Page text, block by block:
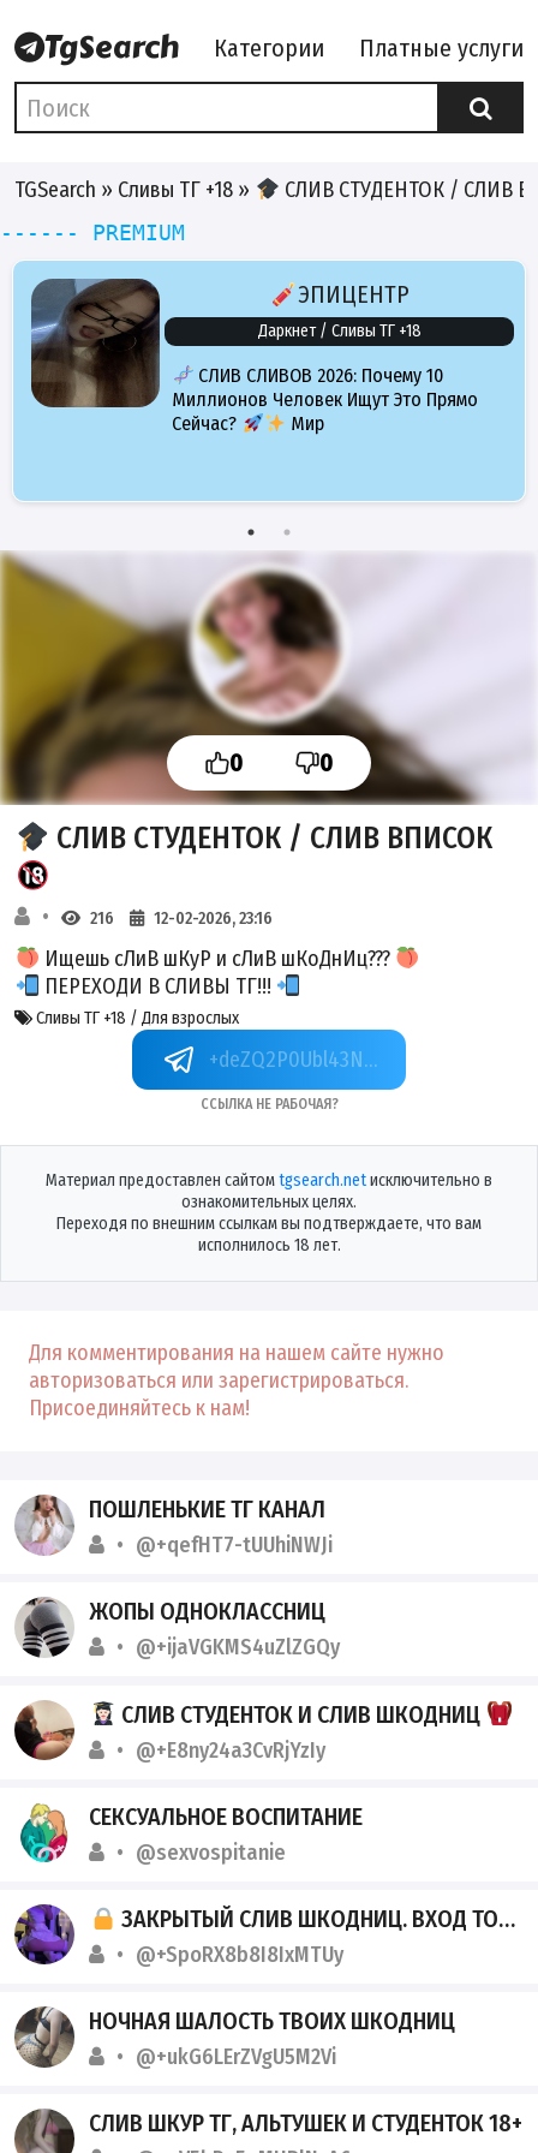
Категории Платные услуги
TGSearch » Сливы ТГ +18 » СЛИВ СТУДЕНТОК / СЛИВ
------ PREMIUM
ЭПИЦЕНТР
Даркнет / Сливы ТГ +18
СЛИВ СЛИВОВ 2026: Почему 10
Миллионов Человек Ищут Это Прямо
Сейчас?
Мир
0 0
СЛИВ СТУДЕНТОК / СЛИВ ВПИСОК
216 12-02-2026, 23:16
Ищешь сЛиВ шКуР и сЛиВ шКоДнИц???
ПЕРЕХОДИ В СЛИВЫ ТГ!!!
Сливы ТГ +18 / Для взрослых
+deZQ2P0Ubl43NWRi
Ссылка не рабочая?
Материал предоставлен сайтомtgsearch.netисключительно в
ознакомительных целях.
Переходя по внешним ссылкам вы подтверждаете, что вам
исполнилось 18 лет.
Для комментирования на нашем сайте нужно
авторизоваться или зарегистрироваться.
Присоединяйтесь к нам!
ПОШЛЕНЬКИЕ ТГ КАНАЛ
@+qefHT7-tUUhiNWJi
ЖОПЫ ОДНОКЛАССНИЦ
@+ijaVGKMS4uZlZGQy
СЛИВ СТУДЕНТОК И СЛИВ ШКОДНИЦ
@+E8ny24a3CvRjYzIy
СЕКСУАЛЬНОЕ ВОСПИТАНИЕ
@sexvospitanie
ЗАКРЫТЫЙ СЛИВ ШКОДНИЦ. ВХОД ТОЛЬКО ДЛЯ СВОИХ.
@+SpoRX8b8I8IxMTUy
НОЧНАЯ ШАЛОСТЬ ТВОИХ ШКОДНИЦ
@+ukG6LErZVgU5M2Vi
СЛИВ ШКУР ТГ, АЛЬТУШЕК И СТУДЕНТОК 18+